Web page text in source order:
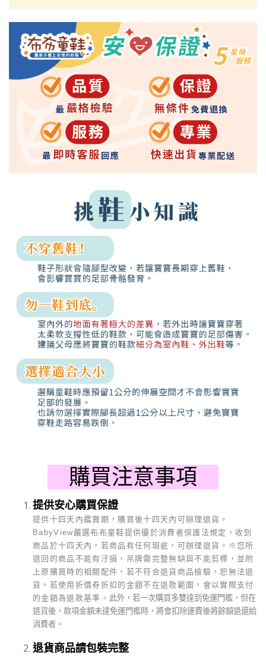
購買注意事項
提供安心購買保證
提供十四天內鑑賞期，購買後十四天內可辦理退貨。
BabyView嚴選布布童鞋提供優於消費者保護法規定，收到
商品於十四天內，若商品有任何瑕疵，可辦理退貨。 ※您所
退回的商品不能有汙損，吊牌需完整無缺與不能剪標，並附
上原購買時的相關配件，若不符合退貨商品檢驗，恕無法退
貨。若使用折價券折扣的金額不在退款範圍，會以實際支付
的金額為退款基準。 此外，若一次購買多雙達到免運門檻，但在
退貨後，款項金額未達免運門檻時，將會扣除運費後將餘額退還給
消費者。
退貨商品請包裝完整